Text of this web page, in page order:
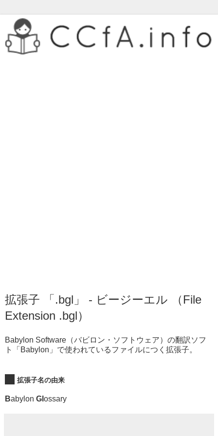
拡張子 「.bgl」 - ビージーエル （File
Extension .bgl）
Babylon Software（バビロン・ソフトウェア）の翻訳ソフ
ト「Babylon」で使われているファイルにつく拡張子。
拡張子名の由来
Babylon Gl ossary